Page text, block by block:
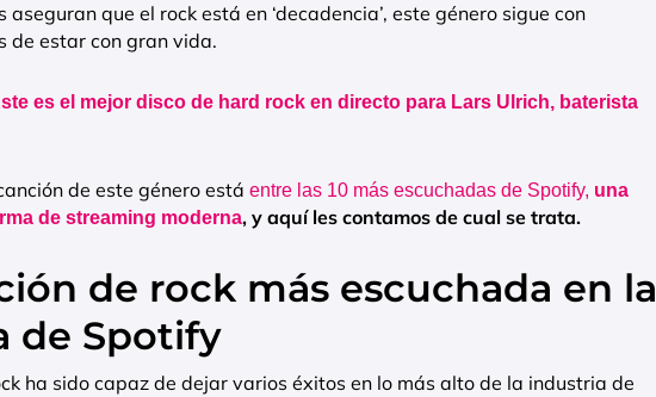
aseguran que el rock está en ‘decadencia’, este género sigue con
de estar con gran vida.
es el mejor disco de hard rock en directo para Lars Ulrich, baterista
de este género está entre las 10 más escuchadas de Spotify, una
de streaming moderna, y aquí les contamos de cual se trata.
de rock más escuchada en la
de Spotify
ha sido capaz de dejar varios éxitos en lo más alto de la industria de